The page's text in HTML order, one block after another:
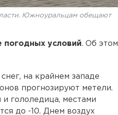
Южноуральцам обещают
погодных условий. Об этом
на крайнем западе
прогнозируют метели.
гололедица, местами
до -10. Днем воздух